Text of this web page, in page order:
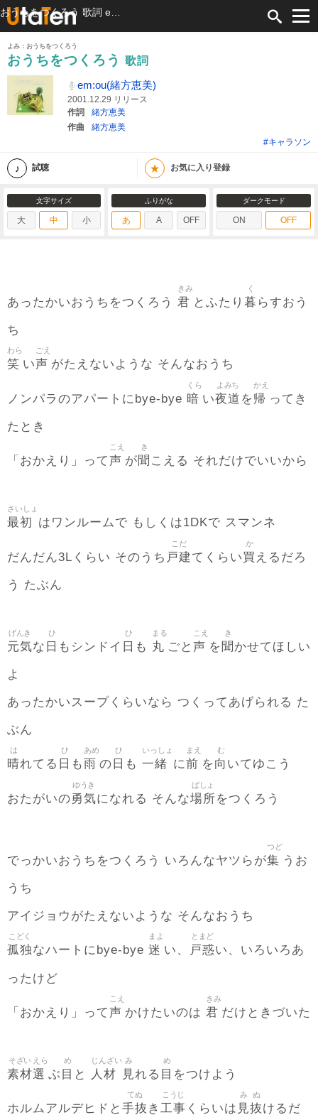
よみ：おうちをつくろう
おうちをつくろう
歌詞
em:ou(緒方恵美)
2001.12.29 リリース
作詞
緒方恵美
作曲
緒方恵美
#キャラソン
試聴 ★ お気に入り登録
文字サイズ
大 中 小
ふりがな
あ A OFF
ダークモード
ON OFF
あったかいおうちをつくろう 君
きみ
とふたり 暮
く
らすおう
ち
笑
わら
い声
ごえ
がたえないような そんなおうち
ノンパラのアパートにbye-bye 暗
くら
い夜道
よみち
を帰
かえ
ってき
たとき
「おかえり」って声
こえ
が聞
き
こえる それだけでいいから
最初
さいしょ
はワンルームで もしくは1DKで スマンネ
だんだん3Lくらい そのうち 戸建
こだ
てくらい買
か
えるだろ
う たぶん
元気
げんき
な 日
ひ
もシンドイ 日
ひ
も 丸
まる
ごと 声
こえ
を 聞
き
かせてほしい
よ
あったかいスープくらいなら つくってあげられる た
ぶん
晴
は
れてる 日
ひ
も 雨
あめ
の 日
ひ
も 一緒
いっしょ
に前
まえ
を向
む
いてゆこう
おたがいの勇気
ゆうき
になれる そんな場所
ばしょ
をつくろう
でっかいおうちをつくろう いろんなヤツらが集
つど
うお
うち
アイジョウがたえないような そんなおうち
孤独
こどく
なハートにbye-bye 迷
まよ
い、 戸惑
とまど
い、いろいろあ
ったけど
「おかえり」って声
こえ
かけたいのは 君
きみ
だけときづいた
素材
そざい
選
えら
ぶ 目
め
と 人材
じんざい
見
み
れる 目
め
をつけよう
ホルムアルデヒドと 手抜
てぬ
き 工事
こうじ
くらいは 見
み
抜
ぬ
けるだ